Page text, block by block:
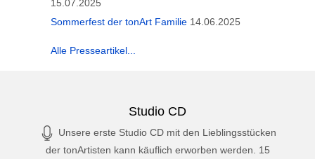
15.07.2025
Sommerfest der tonArt Familie 14.06.2025
Alle Presseartikel...
Studio CD
Unsere erste Studio CD mit den Lieblingsstücken
der tonArtisten kann käuflich erworben werden. 15